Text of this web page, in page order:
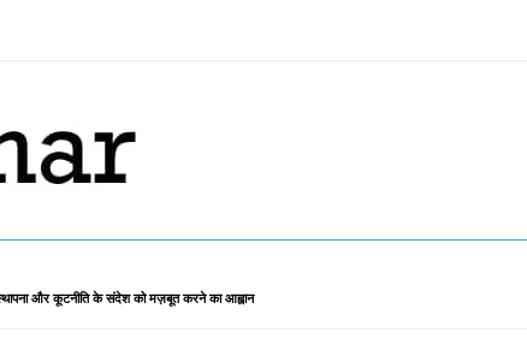
और कूटनीति के संदेश को मज़बूत करने का आह्वान